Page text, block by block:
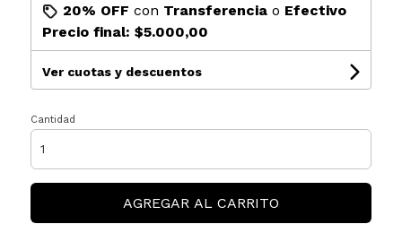
20% OFF con Transferenciao Efectivo
Precio final: $5.000,00
Ver cuotas y descuentos
Cantidad
AGREGAR AL CARRITO